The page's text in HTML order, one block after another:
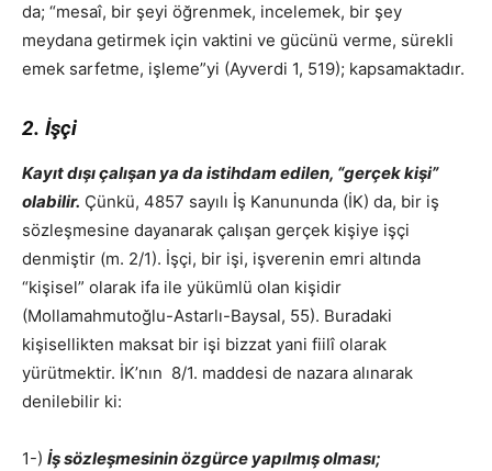
da; “mesaî, bir şeyi öğrenmek, incelemek, bir şey
meydana getirmek için vaktini ve gücünü verme, sürekli
emek sarfetme, işleme”yi (Ayverdi 1, 519); kapsamaktadır.
2. İşçi
Kayıt dışı çalışan ya da istihdam edilen, “gerçek kişi”
olabilir. Çünkü, 4857 sayılı İş Kanununda (İK) da, bir iş
sözleşmesine dayanarak çalışan gerçek kişiye işçi
denmiştir (m. 2/1). İşçi, bir işi, işverenin emri altında
“kişisel” olarak ifa ile yükümlü olan kişidir
(Mollamahmutoğlu-Astarlı-Baysal, 55). Buradaki
kişisellikten maksat bir işi bizzat yani fiilî olarak
yürütmektir. İK’nın 8/1. maddesi de nazara alınarak
denilebilir ki:
1-) İş sözleşmesinin özgürce yapılmış olması;